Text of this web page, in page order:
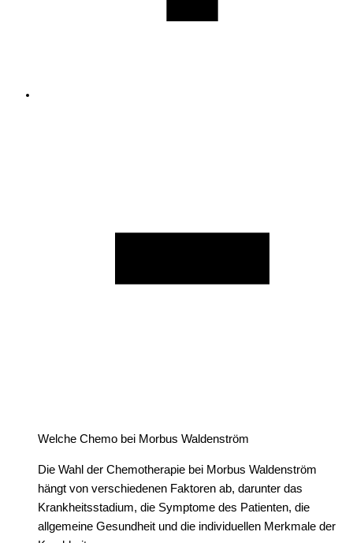
Welche Chemo bei Morbus Waldenström
Die Wahl der Chemotherapie bei Morbus Waldenström
hängt von verschiedenen Faktoren ab, darunter das
Krankheitsstadium, die Symptome des Patienten, die
allgemeine Gesundheit und die individuellen Merkmale der